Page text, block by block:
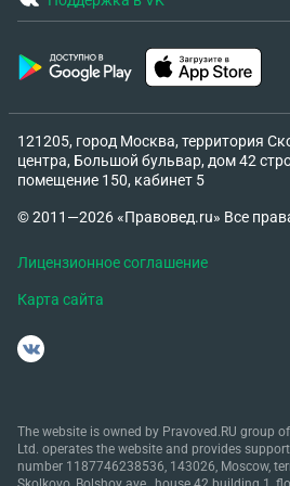
ведь мой врач принимает в
эти дни, но ведь это не
результате разговора она
довела до истерики, до слез и
как мне поступить сейчас. И
могу ли я не отвечать на ее
позвонит мне в очередной раз,
мессенджере, попросить,
я хочу еще добавить, что я
дополнительно не свою
перекинули на меня, то есть
121205, город Москва, территория
центра, Большой бульвар, дом 42
помещение 150, кабинет 5
© 2011—2026 «Правовед.ru» Все
Лицензионное соглашение
Карта сайта
The website is owned by Pravoved.RU group
Ltd. operates the website and provides
number 1187746238536, 143026, Moscow,